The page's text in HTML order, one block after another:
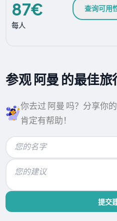
87€
每人
查询可用
参观 阿曼 的最佳旅
你去过 阿曼 吗？分享你
肯定有帮助！
提交